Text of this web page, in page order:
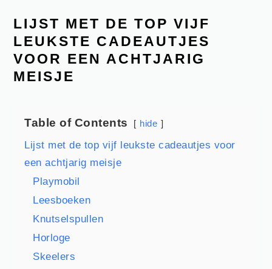
LIJST MET DE TOP VIJF
LEUKSTE CADEAUTJES
VOOR EEN ACHTJARIG
MEISJE
Table of Contents hide
Lijst met de top vijf leukste cadeautjes voor
een achtjarig meisje
Playmobil
Leesboeken
Knutselspullen
Horloge
Skeelers